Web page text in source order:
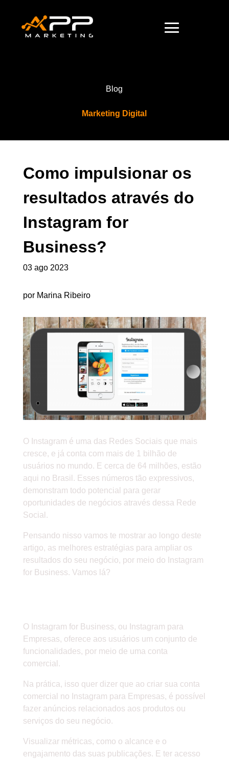
Blog
Marketing Digital
Como impulsionar os
resultados através do
Instagram for
Business?
03 ago 2023
por Marina Ribeiro
O Instagram é uma das Redes Sociais que mais
cresce, e já conta com mais de 1 bilhão de
usuários no mundo. E cerca de 64 milhões, estão
aqui no Brasil. Esses números tão expressivos,
demonstram todo potencial para gerar
oportunidades de negócios através dessa Rede
Social.
Pensando nisso vamos te mostrar ao longo deste
artigo, as melhores estratégias para ampliar os
resultados do seu negócio, por meio do Instagram
for Business. Vamos lá?
O Instagram for Business, ou Instagram para
Empresas, oferece aos usuários um conjunto de
funcionalidades, por meio de uma conta
comercial.
Na prática, isso quer dizer que ao criar sua conta
comercial no Instagram para Empresas, é possível
fazer anúncios relacionados aos produtos ou
serviços do seu negócio.
Visualizar métricas, como o alcance e o
engajamento das suas publicações. E ter acesso